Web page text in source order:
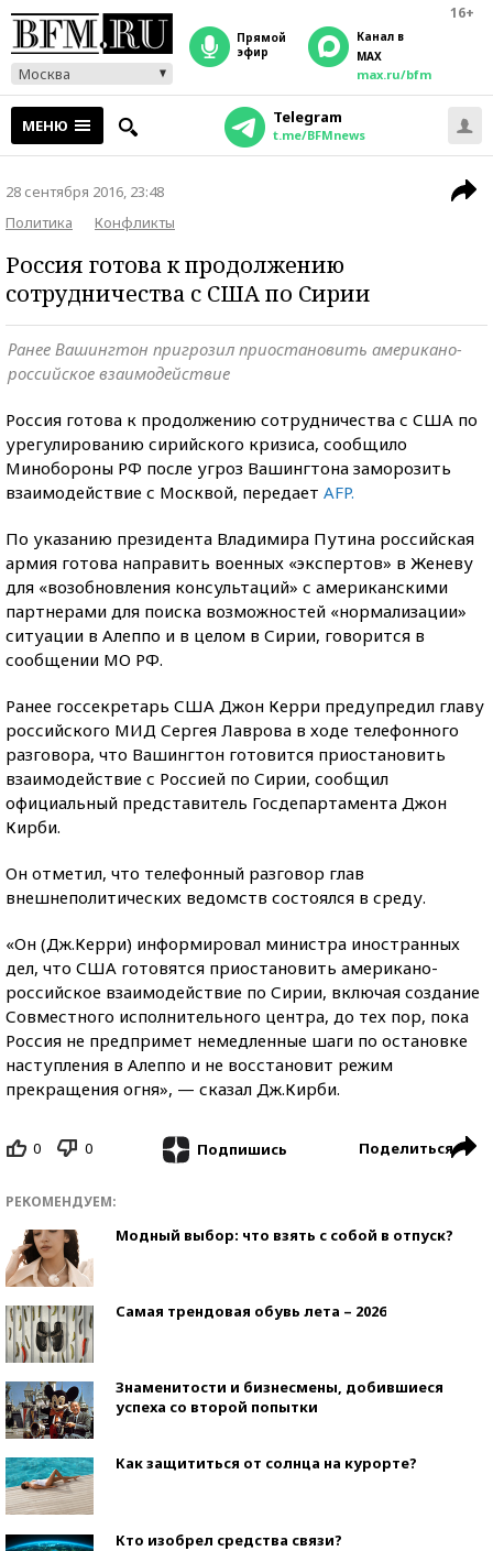
16+
Москва
прямой
эфир
Канал в
MAX
max.ru/bfm
МЕНЮ Telegram
t.me/BFMnews
28 сентября 2016, 23:48
Политика
Конфликты
Россия готова к продолжению
сотрудничества с США по Сирии
Ранее Вашингтон пригрозил приостановить американо-
российское взаимодействие
Россия готова к продолжению сотрудничества с США по
урегулированию сирийского кризиса, сообщило
Минобороны РФ после угроз Вашингтона заморозить
взаимодействие с Москвой, передает AFP.
По указанию президента Владимира Путина российская
армия готова направить военных «экспертов» в Женеву
для «возобновления консультаций» с американскими
партнерами для поиска возможностей «нормализации»
ситуации в Алеппо и в целом в Сирии, говорится в
сообщении МО РФ.
Ранее госсекретарь США Джон Керри предупредил главу
российского МИД Сергея Лаврова в ходе телефонного
разговора, что Вашингтон готовится приостановить
взаимодействие с Россией по Сирии, сообщил
официальный представитель Госдепартамента Джон
Кирби.
Он отметил, что телефонный разговор глав
внешнеполитических ведомств состоялся в среду.
«Он (Дж.Керри) информировал министра иностранных
дел, что США готовятся приостановить американо-
российское взаимодействие по Сирии, включая создание
Совместного исполнительного центра, до тех пор, пока
Россия не предпримет немедленные шаги по остановке
наступления в Алеппо и не восстановит режим
прекращения огня», — сказал Дж.Кирби.
0 0 Подпишись Поделиться
РЕКОМЕНДУЕМ:
Модный выбор: что взять с собой в отпуск?
Самая трендовая обувь лета – 2026
Знаменитости и бизнесмены, добившиеся
успеха со второй попытки
Как защититься от солнца на курорте?
Кто изобрел средства связи?